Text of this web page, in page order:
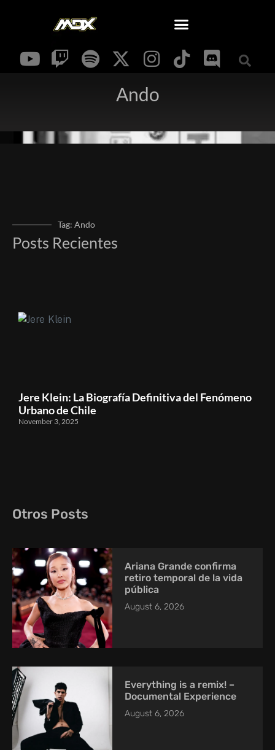
Ando
Tag: Ando
Posts Recientes
Jere Klein: La Biografía Definitiva del Fenómeno
Urbano de Chile
November 3, 2025
Otros Posts
Ariana Grande confirma
retiro temporal de la vida
pública
August 6, 2026
Everything is a remix! –
Documental Experience
August 6, 2026